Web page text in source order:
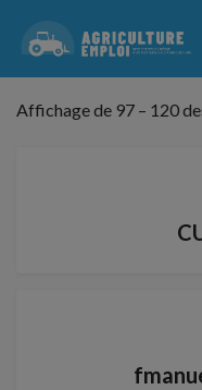
Affichage de 97 – 120